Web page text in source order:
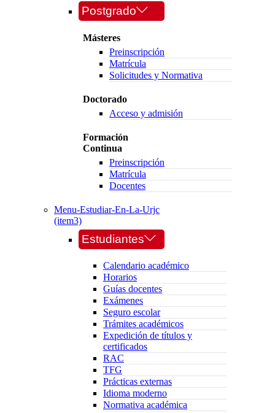
Postgrado
Másteres
Preinscripción
Matrícula
Solicitudes y Normativa
Doctorado
Acceso y admisión
Formación
Continua
Preinscripción
Matrícula
Docentes
Menu-Estudiar-En-La-Urjc
(item3)
Estudiantes
Calendario académico
Horarios
Guías docentes
Exámenes
Seguro escolar
Trámites académicos
Expedición de títulos y
certificados
RAC
TFG
Prácticas externas
Idioma moderno
Normativa académica